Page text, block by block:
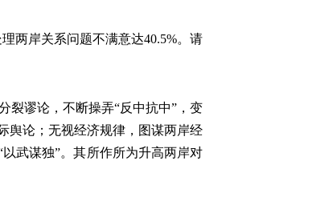
两岸关系问题不满意达40.5%。请
裂谬论，不断操弄“反中抗中”，变
舆论；无视经济规律，图谋两岸经
武谋独”。其所作所为升高两岸对